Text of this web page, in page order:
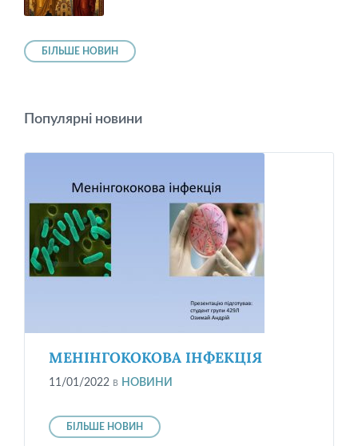
БІЛЬШЕ НОВИН
Популярні новини
МЕНІНГОКОКОВА ІНФЕКЦІЯ
11/01/2022 в НОВИНИ
БІЛЬШЕ НОВИН